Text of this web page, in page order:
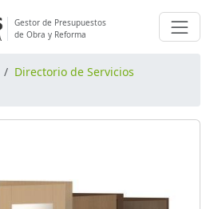
Gestor de Presupuestos
de Obra y Reforma
Directorio de Servicios